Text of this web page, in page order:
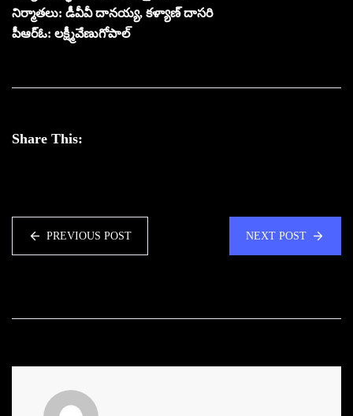
నిర్మాతలు: డీవీవీ దానయ్య, కళ్యాణ్ దాసరి
పీఆర్ఓ: లక్ష్మీవేణుగోపాల్
Share This:
PREVIOUS POST NEXT POST